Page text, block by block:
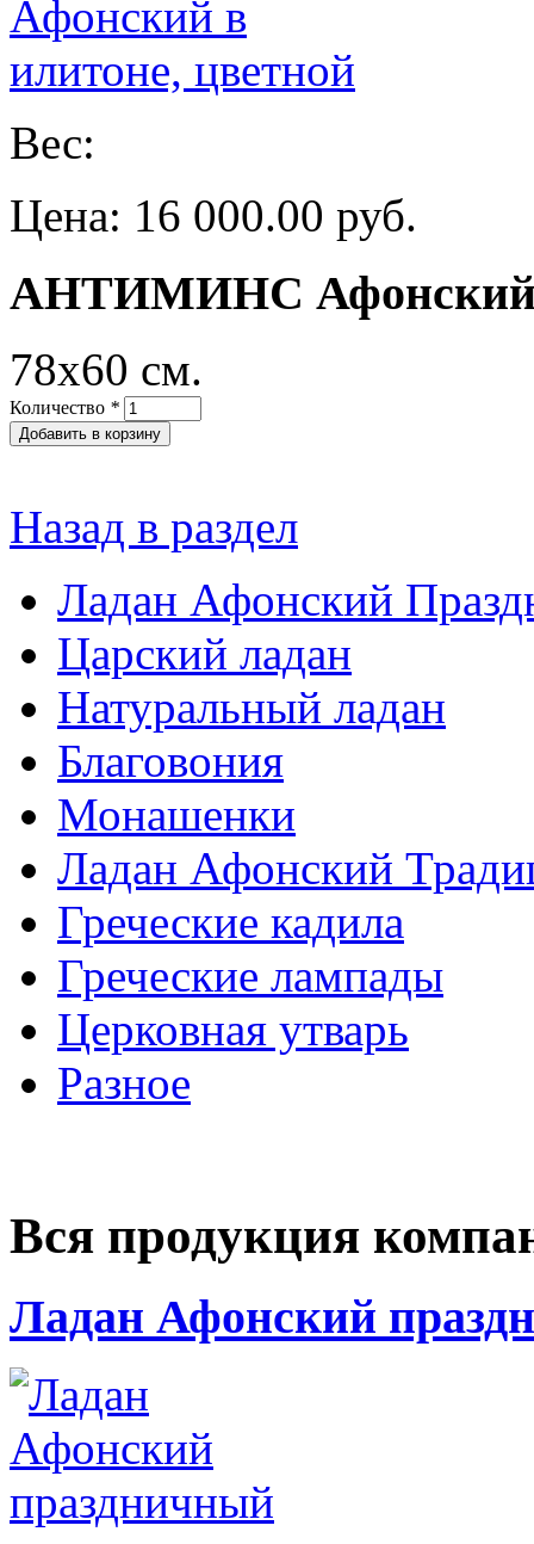
Вес:
Цена: 16 000.00 руб.
АНТИМИНС Афонский
78х60 см.
Количество *
Назад в раздел
Ладан Афонский
Царский ладан
Натуральный ладан
Благовония
Монашенки
Ладан Афонский
Греческие кадила
Греческие лампады
Церковная утварь
Разное
Вся продукция
Ладан Афонский